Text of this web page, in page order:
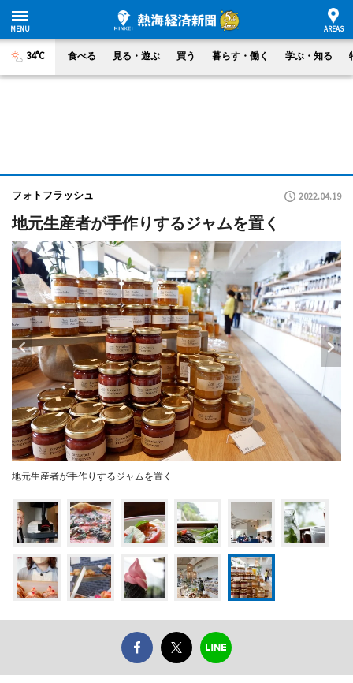
34°C 食べる 見る・遊ぶ 買う 暮らす・働く 学ぶ・知る
フォトフラッシュ 2022.04.19
地元生産者が手作りするジャムを置く
地元生産者が手作りするジャムを置く